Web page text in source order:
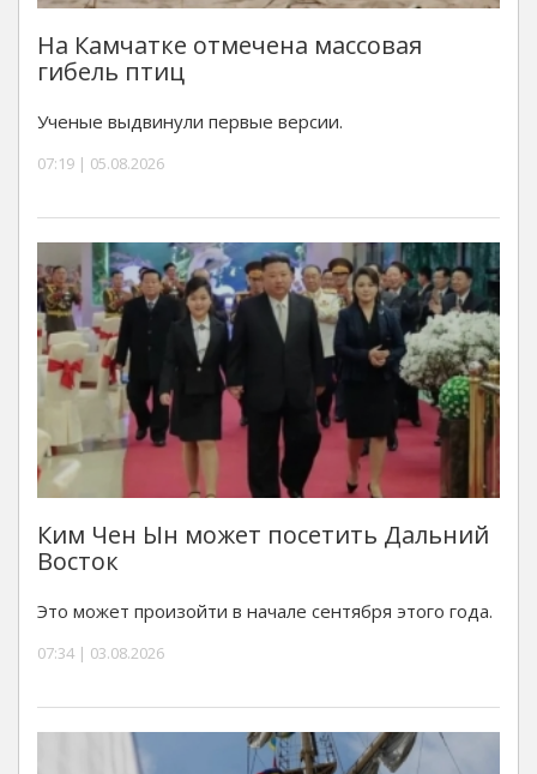
На Камчатке отмечена массовая
гибель птиц
Ученые выдвинули первые версии.
07:19 | 05.08.2026
Ким Чен Ын может посетить Дальний
Восток
Это может произойти в начале сентября этого года.
07:34 | 03.08.2026